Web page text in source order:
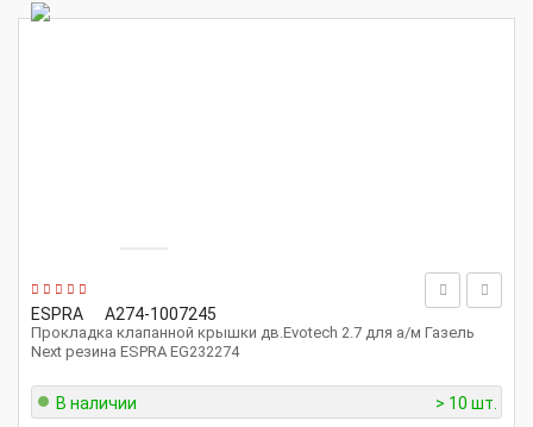
ESPRA A274-1007245
Прокладка клапанной крышки дв.Evotech 2.7 для а/м Газель
Next резина ESPRA EG232274
В наличии > 10 шт.